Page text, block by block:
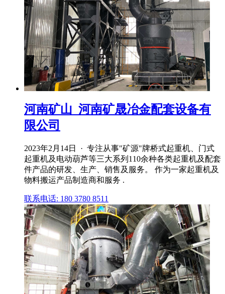
河南矿山_河南矿晟冶金配套设备有
限公司
2023年2月14日 · 专注从事"矿源"牌桥式起重机、门式
起重机及电动葫芦等三大系列110余种各类起重机及配套
件产品的研发、生产、销售及服务。 作为一家起重机及
物料搬运产品制造商和服务 .
联系电话: 180 3780 8511